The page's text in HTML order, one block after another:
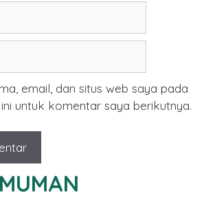
email, dan situs web saya pada
untuk komentar saya berikutnya.